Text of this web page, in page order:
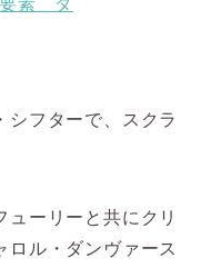
シフターで、スクラ
ューリーと共にクリ
ロル・ダンヴァース